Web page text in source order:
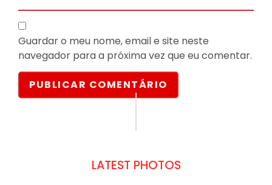
Guardar o meu nome, email e site neste
navegador para a próxima vez que eu comentar.
LATEST PHOTOS